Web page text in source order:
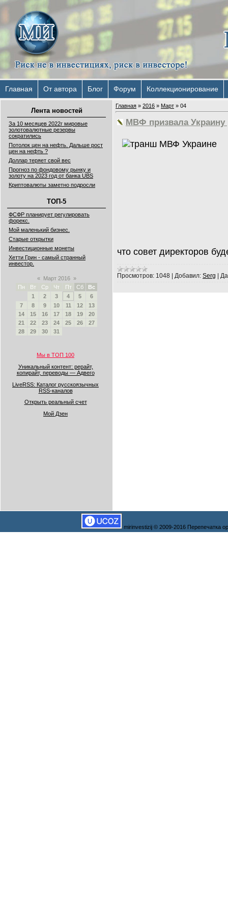
Главная От автора Блог Форум Коллекционирование
Лента новостей
За 10 месяцев 2022г мировые
золотовалютные резервы
сократились
Потолок цен на нефть. Дальше рост
цен на нефть ?
Доллар теряет свой вес
Прогноз по фондовому рынку и
золоту на 2023 год от банка UBS
Криптовалюты заметно подросли
ТОП-5
ФСФР планирует регулировать
форекс.
Мой маленький бизнес.
Старые открытки
Инвестиционные монеты
Хетти Грин - самый странный
инвестор.
« Март 2016 »
Пн
Вт Ср Чт Пт Сб
Вс
1
2 3 4 5
6
7
8 9 10 11 12
13
14
15 16 17 18 19
20
21
22 23 24 25 26
27
28
29 30 31
Мы в ТОП 100
Уникальный контент: рерайт,
копирайт, переводы — Адвего
LiveRSS: Каталог русскоязычных
RSS-каналов
Открыть реальный счет
Мой Дзен
Главная » 2016 » Март » 04
МВФ призвала Украину
что совет директоров
Просмотров: 1048 | Добавил: Serg |
mirinvestizij © 2009-2016 Перепечатка